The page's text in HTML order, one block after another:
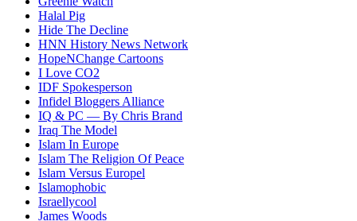
Halal Pig
Hide The Decline
HNN History News Network
HopeNChange Cartoons
I Love CO2
IDF Spokesperson
Infidel Bloggers Alliance
IQ & PC — By Chris Brand
Iraq The Model
Islam In Europe
Islam The Religion Of Peace
Islam Versus Europel
Islamophobic
Israellycool
James Woods